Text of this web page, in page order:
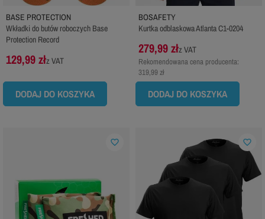
BASE PROTECTION
Wkładki do butów roboczych Base
Protection Record
129,99 złz VAT
DODAJ DO KOSZYKA
BOSAFETY
Kurtka odblaskowa Atlanta C1-0204
279,99 złz VAT
Rekomendowana cena producenta:
319,99 zł
DODAJ DO KOSZYKA
favorite_border favorite_border